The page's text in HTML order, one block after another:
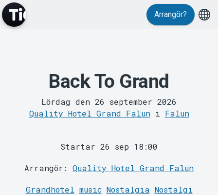
Evenemang
MyTickster
Arrangör?
Back To Grand
Lördag den 26 september 2026
Quality Hotel Grand Faluni Falun
Startar 26 sep 18:00
Arrangör: Quality Hotel Grand Falun
Grandhotel music Nostalgia Nostalgi